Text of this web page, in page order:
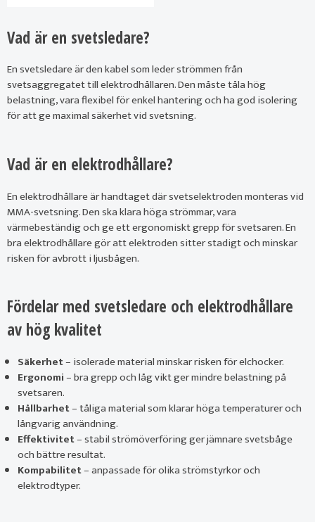
Vad är en svetsledare?
En svetsledare är den kabel som leder strömmen från
svetsaggregatet till elektrodhållaren. Den måste tåla hög
belastning, vara flexibel för enkel hantering och ha god isolering
för att ge maximal säkerhet vid svetsning.
Vad är en elektrodhållare?
En elektrodhållare är handtaget där svetselektroden monteras vid
MMA-svetsning. Den ska klara höga strömmar, vara
värmebeständig och ge ett ergonomiskt grepp för svetsaren. En
bra elektrodhållare gör att elektroden sitter stadigt och minskar
risken för avbrott i ljusbågen.
Fördelar med svetsledare och elektrodhållare
av hög kvalitet
Säkerhet– isolerade material minskar risken för elchocker.
Ergonomi– bra grepp och låg vikt ger mindre belastning på
svetsaren.
Hållbarhet– tåliga material som klarar höga temperaturer och
långvarig användning.
Effektivitet– stabil strömöverföring ger jämnare svetsbåge
och bättre resultat.
Kompabilitet– anpassade för olika strömstyrkor och
elektrodtyper.